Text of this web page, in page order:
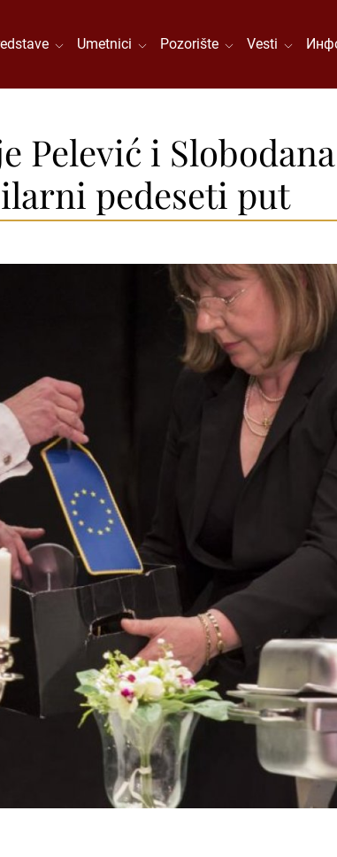
Umetnici Pozorište Vesti
Pelević i
pedeseti put